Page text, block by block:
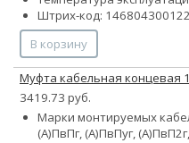
Штрих-код:
В корзину
Муфта кабельная концевая
3419.73 руб.
Марки монтируемых
(А)ПвПг, (А)ПвПуг,